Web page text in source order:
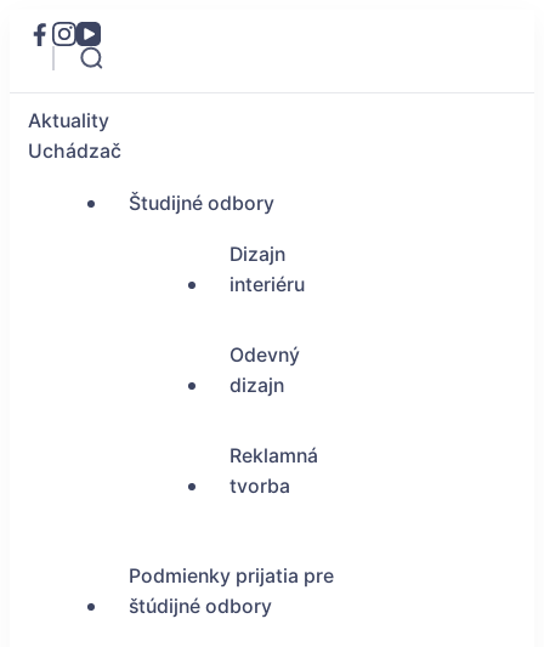
Aktuality
Uchádzač
Študijné odbory
Dizajn
interiéru
Odevný
dizajn
Reklamná
tvorba
Podmienky prijatia pre
štúdijné odbory